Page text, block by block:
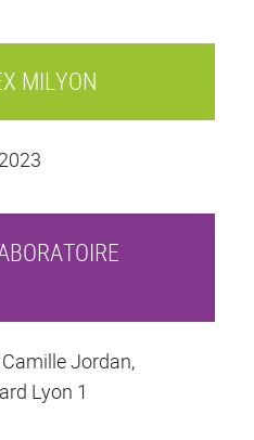
MILYON
Jordan,
Lyon 1